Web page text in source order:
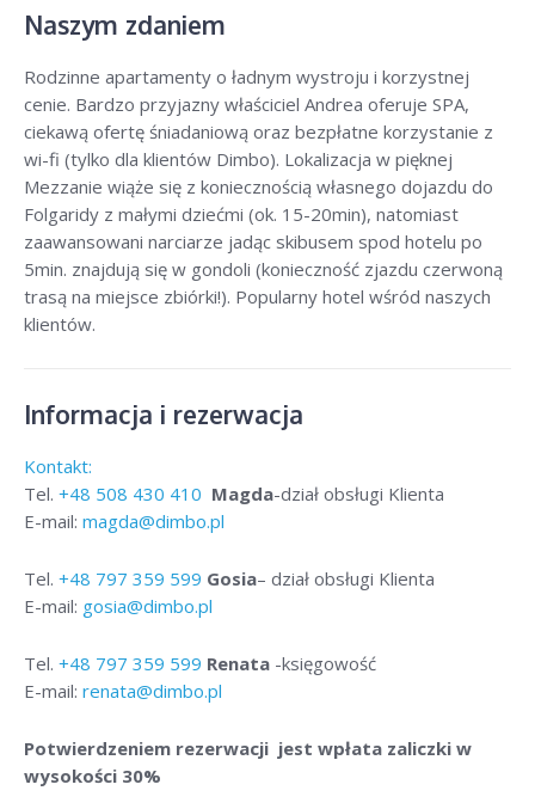
Naszym zdaniem
Rodzinne apartamenty o ładnym wystroju i korzystnej
cenie. Bardzo przyjazny właściciel Andrea oferuje SPA,
ciekawą ofertę śniadaniową oraz bezpłatne korzystanie z
wi-fi (tylko dla klientów Dimbo). Lokalizacja w pięknej
Mezzanie wiąże się z koniecznością własnego dojazdu do
Folgaridy z małymi dziećmi (ok. 15-20min), natomiast
zaawansowani narciarze jadąc skibusem spod hotelu po
5min. znajdują się w gondoli (konieczność zjazdu czerwoną
trasą na miejsce zbiórki!). Popularny hotel wśród naszych
klientów.
Informacja i rezerwacja
Kontakt:
Tel. +48 508 430 410 Magda-dział obsługi Klienta
E-mail: magda@dimbo.pl
Tel. +48 797 359 599 Gosia– dział obsługi Klienta
E-mail: gosia@dimbo.pl
Tel. +48 797 359 599 Renata -księgowość
E-mail: renata@dimbo.pl
Potwierdzeniem rezerwacji jest wpłata zaliczki w
wysokości 30%